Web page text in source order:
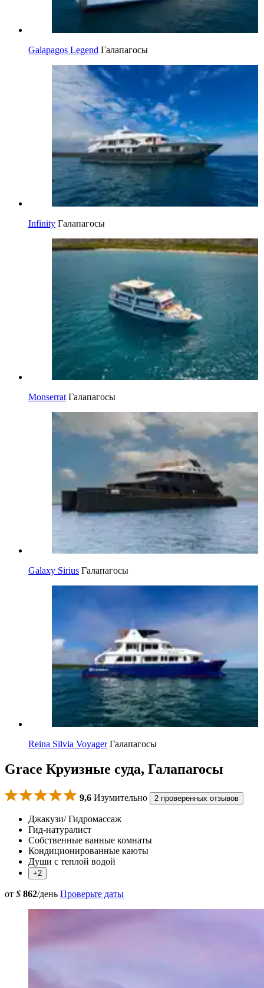
Galapagos Legend Галапагосы
Infinity Галапагосы
Monserrat Галапагосы
Galaxy Sirius Галапагосы
Reina Silvia Voyager Галапагосы
Grace Круизные суда, Галапагосы
9,6 Изумительно 2 проверенных отзывов
Джакузи/ Гидромассаж
Гид-натуралист
Собственные ванные комнаты
Кондиционированные каюты
Души с теплой водой
+2
от $ 862/день Проверьте даты